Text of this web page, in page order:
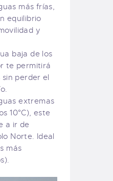
más frías,
equilibrio
y
baja de los
te permitirá
sin perder el
extremas
10°C), este
a ir de
Norte. Ideal
más